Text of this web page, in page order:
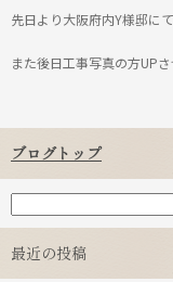
先日より大阪府内Y様邸に
また後日工事写真の方UP
ブログトップ
最近の投稿